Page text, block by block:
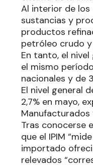
Al interior de los
sustancias y
productos
petróleo crudo
En tanto, el
el mismo
nacionales y de
El nivel general
2,7% en mayo,
Manufacturados
Tras conocerse
que el IPIM
importado
relevados